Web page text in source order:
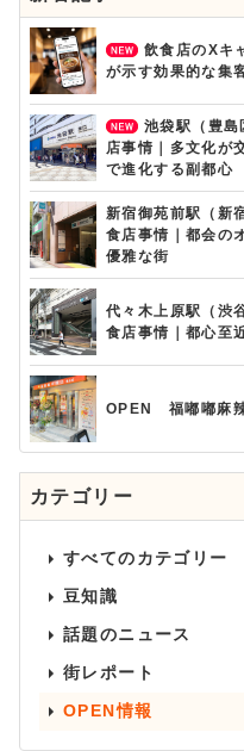
飲食店のXキ
が示す効果的な集
池袋駅（豊島
店事情｜多文化が
で進化する副都心
新宿御苑前駅（新
食店事情｜都会の
優雅な街
代々木上原駅（渋
食店事情｜都心至
OPEN 福嘟嘟麻辣
カテゴリー
すべてのカテゴリー
豆知識
話題のニュース
街レポート
OPEN情報